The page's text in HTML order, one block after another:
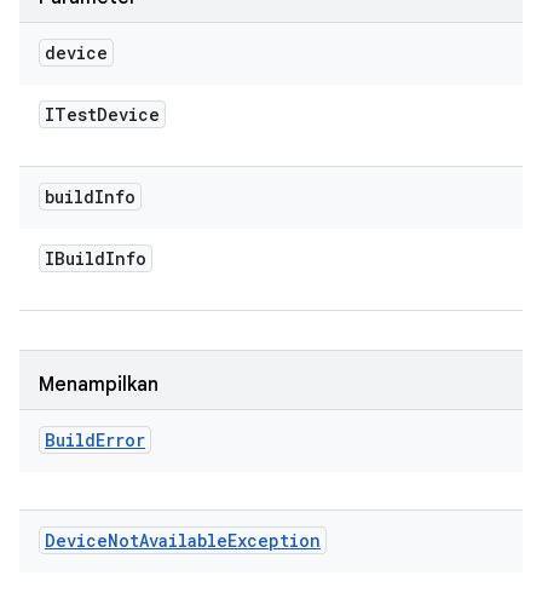
device
ITestDevice
buildInfo
IBuildInfo
Menampilkan
BuildError
DeviceNotAvailableException